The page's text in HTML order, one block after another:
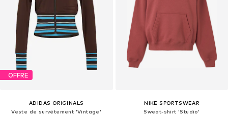
OFFRE
ADIDAS ORIGINALS
Veste de survêtement 'Vintage'
NIKE SPORTSWEAR
Sweat-shirt 'Studio'